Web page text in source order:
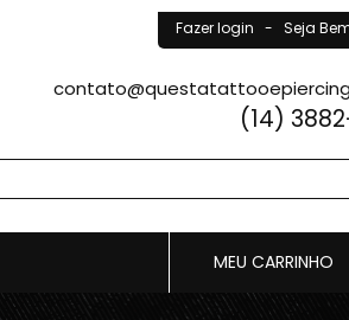
Fazer login - Seja
(14)
MEU CARRINHO